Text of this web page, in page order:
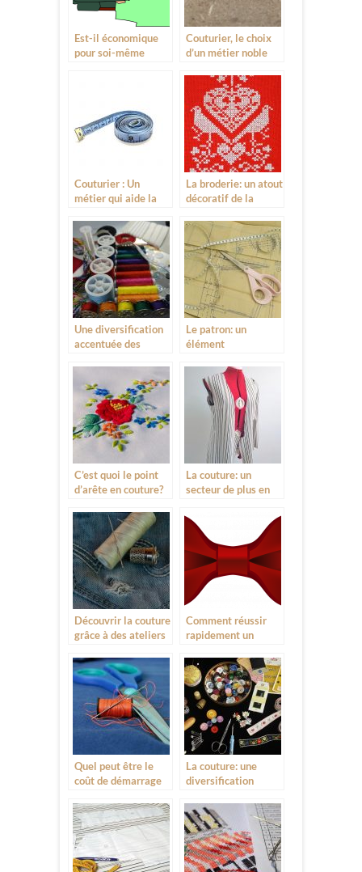
Est-il économique
pour soi-même
Couturier, le choix
d’un métier noble
Couturier : Un
métier qui aide la
La broderie: un atout
décoratif de la
Une diversification
accentuée des
actuelle
Le patron: un
élément
couture moderne
C’est quoi le point
d’arête en couture?
La couture: un
secteur de plus en
Découvrir la couture
grâce à des ateliers
Comment réussir
rapidement un
Quel peut être le
coût de démarrage
La couture: une
diversification
vestimentaires